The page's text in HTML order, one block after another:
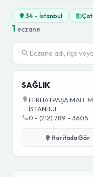
34 - İstanbul
1 eczane
SAĞLIK
FERHATPAŞA MAH.
İSTANBUL
0 - (212) 789 - 3605
Haritada Gör